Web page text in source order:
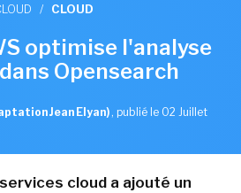
/ CLOUD
optimise l'analyse
Opensearch
Jean Elyan) , publié le 02 Juillet
cloud a ajouté un